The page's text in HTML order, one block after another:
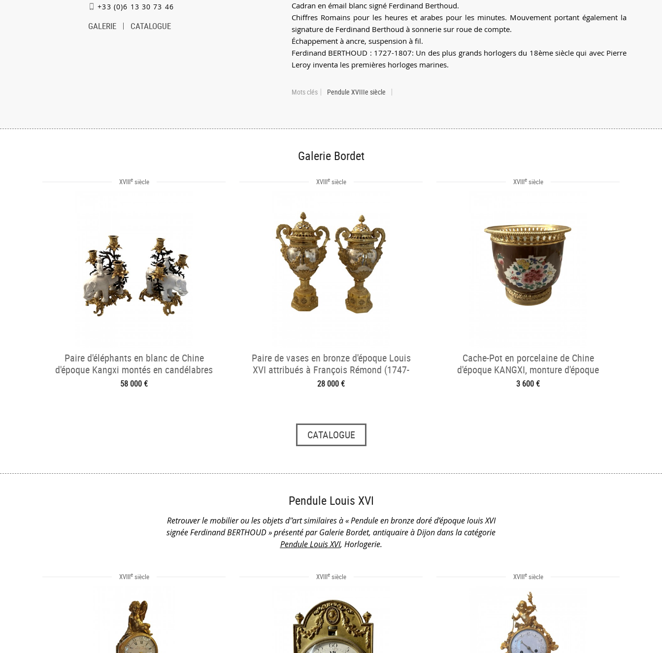
+33 (0)6 13 30 73 46
GALERIE CATALOGUE
Cadran en émail blanc signé Ferdinand Berthoud.
Chiffres Romains pour les heures et arabes pour les minutes. Mouvement portant également la
signature de Ferdinand Berthoud à sonnerie sur roue de compte.
Échappement à ancre, suspension à fil.
Ferdinand BERTHOUD : 1727-1807: Un des plus grands horlogers du 18ème siècle qui avec Pierre
Leroy inventa les premières horloges marines.
Mots clés Pendule XVIIIe siècle
Galerie Bordet
XVIIIesiècle
Paire d'éléphants en blanc de Chine
d'époque Kangxi montés en candélabres
58 000 €
XVIIIesiècle
Paire de vases en bronze d'époque Louis
XVI attribués à François Rémond (1747-
1812)
28 000 €
XVIIIesiècle
Cache-Pot en porcelaine de Chine
d'époque KANGXI, monture d'époque
Régence
3 600 €
CATALOGUE
Pendule Louis XVI
Retrouver le mobilier ou les objets d''art similaires à « Pendule en bronze doré d’époque louis XVI
signée Ferdinand BERTHOUD » présenté par Galerie Bordet, antiquaire à Dijon dans la catégorie
Pendule Louis XVI, Horlogerie.
XVIIIesiècle XVIIIesiècle XVIIIesiècle